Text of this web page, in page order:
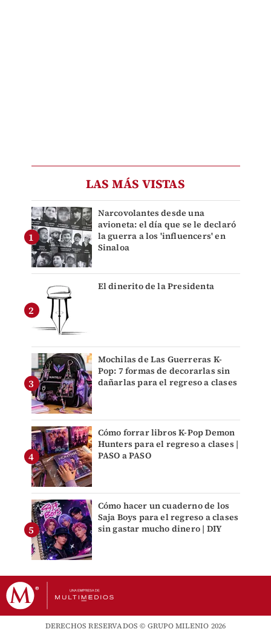
LAS MÁS VISTAS
Narcovolantes desde una
avioneta: el día que se le declaró
la guerra a los 'influencers' en
Sinaloa
El dinerito de la Presidenta
Mochilas de Las Guerreras K-
Pop: 7 formas de decorarlas sin
dañarlas para el regreso a clases
Cómo forrar libros K-Pop Demon
Hunters para el regreso a clases |
PASO a PASO
Cómo hacer un cuaderno de los
Saja Boys para el regreso a clases
sin gastar mucho dinero | DIY
DERECHOS RESERVADOS © GRUPO MILENIO 2026